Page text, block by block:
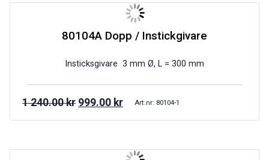
80104A Dopp / Instickgivare
Insticksgivare 3 mm Ø, L = 300 mm
1 240.00kr 999.00 kr Art.nr: 80104-1